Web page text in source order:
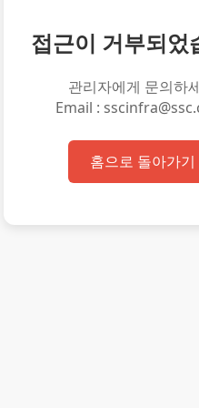
접근이 거부되었
관리자에게 문의하
Email :
홈으로 돌아가기